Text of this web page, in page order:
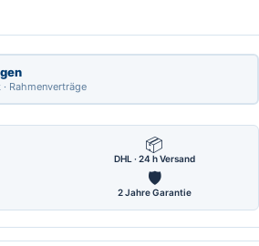
Rahmenverträge
📦
DHL · 24 h Versand
🛡
2 Jahre Garantie